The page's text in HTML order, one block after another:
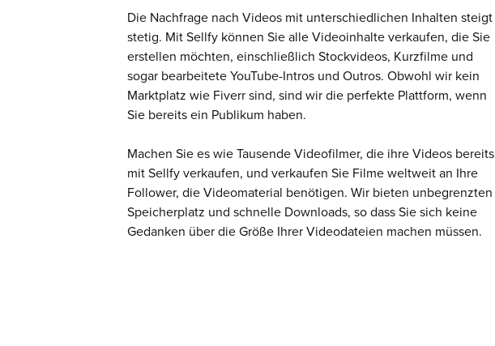
Die Nachfrage nach Videos mit unterschiedlichen Inhalten steigt
stetig. Mit Sellfy können Sie alle Videoinhalte verkaufen, die Sie
erstellen möchten, einschließlich Stockvideos, Kurzfilme und
sogar bearbeitete YouTube-Intros und Outros. Obwohl wir kein
Marktplatz wie Fiverr sind, sind wir die perfekte Plattform, wenn
Sie bereits ein Publikum haben.
Machen Sie es wie Tausende Videofilmer, die ihre Videos bereits
mit Sellfy verkaufen, und verkaufen Sie Filme weltweit an Ihre
Follower, die Videomaterial benötigen. Wir bieten unbegrenzten
Speicherplatz und schnelle Downloads, so dass Sie sich keine
Gedanken über die Größe Ihrer Videodateien machen müssen.